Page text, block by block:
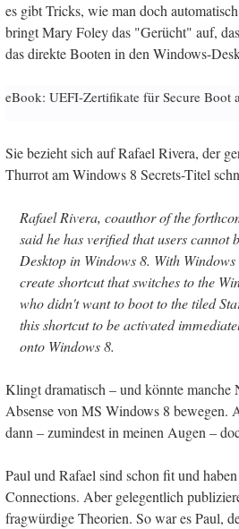
es gibt Tricks, wie man doch
bringt Mary Foley das "Gerücht" auf,
das direkte Booten in den Windows-
eBook: UEFI-Zertifikate für Secure Boot
Sie bezieht sich auf Rafael Rivera, der
Thurrot am Windows 8 Secrets-Titel
Rafael Rivera, coauthor of the
said he has verified that users cannot
Desktop in Windows 8. With
create shortcut that switches to the
who didn't want to boot to the tiled
this shortcut to be activated
onto Windows 8.
Klingt dramatisch – und könnte manche
Absense von MS Windows 8 bewegen.
dann – zumindest in meinen Augen –
Paul und Rafael sind schon fit und
Connections. Aber gelegentlich
fragwürdige Theorien. So war es Paul,